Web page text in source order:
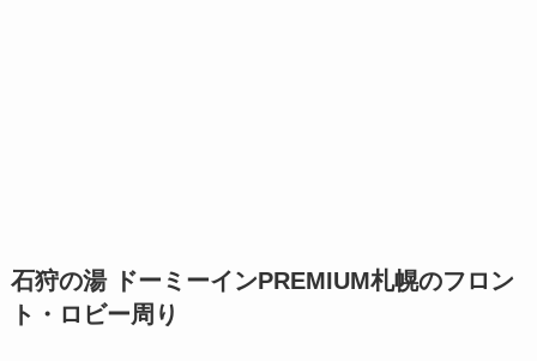
石狩の湯 ドーミーインPREMIUM札幌のフロン
ト・ロビー周り